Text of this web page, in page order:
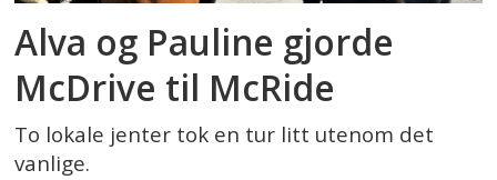
Alva og Pauline gjorde
McDrive til McRide
To lokale jenter tok en tur litt utenom det
vanlige.